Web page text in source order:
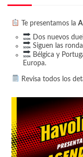
Te presentamos la
Dos nuevos
Siguen las
Bélgica y
Europa.
Revisa todos los